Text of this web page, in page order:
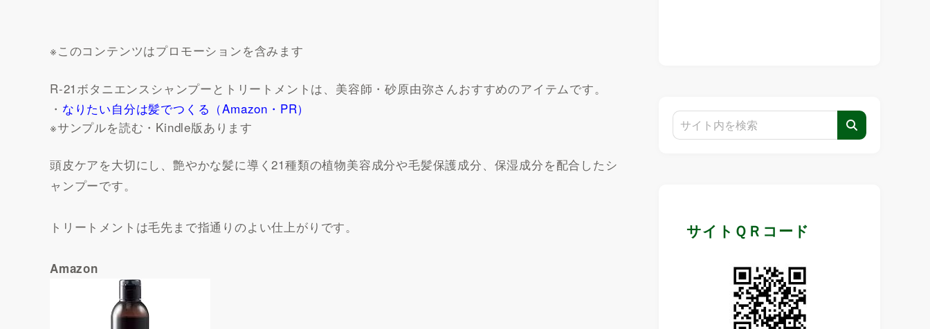
※このコンテンツはプロモーションを含みます
R-21ボタニエンスシャンプーとトリートメントは、美容師・砂原由弥さんおすすめのアイテムです。
・ なりたい自分は髪でつくる（Amazon・PR）
※サンプルを読む・Kindle版あります
頭皮ケアを大切にし、艶やかな髪に導く21種類の植物美容成分や毛髪保護成分、保湿成分を配合したシ
ャンプーです。
トリートメントは毛先まで指通りのよい仕上がりです。
Amazon
サイトＱＲコード